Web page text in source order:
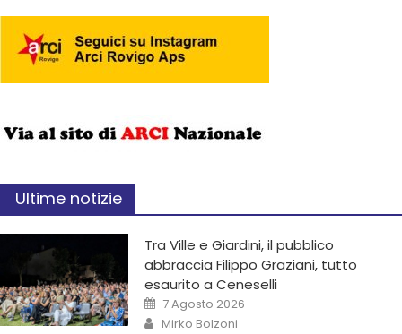
Ultime notizie
Tra Ville e Giardini, il pubblico
abbraccia Filippo Graziani, tutto
esaurito a Ceneselli
7 Agosto 2026
Mirko Bolzoni